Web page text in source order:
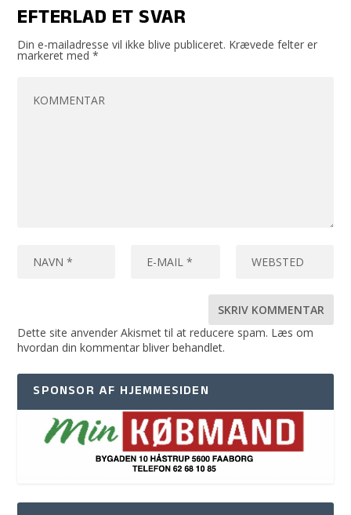
EFTERLAD ET SVAR
Din e-mailadresse vil ikke blive publiceret. Krævede felter er
markeret med*
Dette site anvender Akismet til at reducere spam. Læs om
hvordan din kommentar bliver behandlet.
SPONSOR AF HJEMMESIDEN